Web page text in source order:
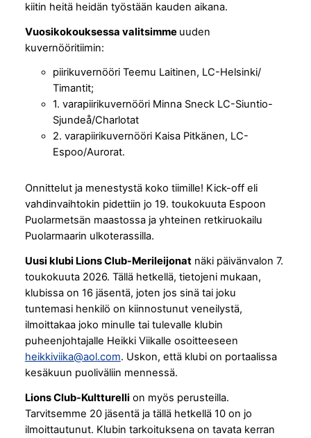
kiitin heitä heidän työstään kauden aikana.
Vuosikokouksessa valitsimme uuden
kuvernööritiimin:
piirikuvernööri Teemu Laitinen, LC-Helsinki/
Timantit;
1. varapiirikuvernööri Minna Sneck LC-Siuntio-
Sjundeå/Charlotat
2. varapiirikuvernööri Kaisa Pitkänen, LC-
Espoo/Aurorat.
Onnittelut ja menestystä koko tiimille! Kick-off eli
vahdinvaihtokin pidettiin jo 19. toukokuuta Espoon
Puolarmetsän maastossa ja yhteinen retkiruokailu
Puolarmaarin ulkoterassilla.
Uusi klubi Lions Club-Merileijonatnäki päivänvalon 7.
toukokuuta 2026. Tällä hetkellä, tietojeni mukaan,
klubissa on 16 jäsentä, joten jos sinä tai joku
tuntemasi henkilö on kiinnostunut veneilystä,
ilmoittakaa joko minulle tai tulevalle klubin
puheenjohtajalle Heikki Viikalle osoitteeseen
heikkiviika@aol.com. Uskon, että klubi on portaalissa
kesäkuun puoliväliin mennessä.
Lions Club-Kultturellion myös perusteilla.
Tarvitsemme 20 jäsentä ja tällä hetkellä 10 on jo
ilmoittautunut. Klubin tarkoituksena on tavata kerran